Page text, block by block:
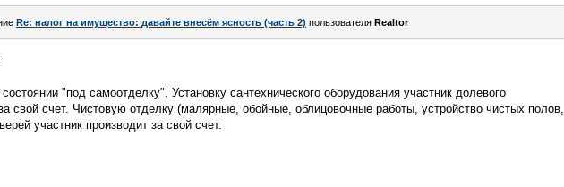
Re: налог на имущество: давайте внесём ясность (часть 2) пользователя Realtor
"под самоотделку". Установку сантехнического оборудования участник долевого
свой счет. Чистовую отделку (малярные, обойные, облицовочные работы, устройство чистых полов,
участник производит за свой счет.